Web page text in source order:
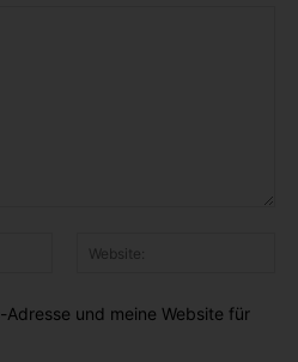
und meine Website für